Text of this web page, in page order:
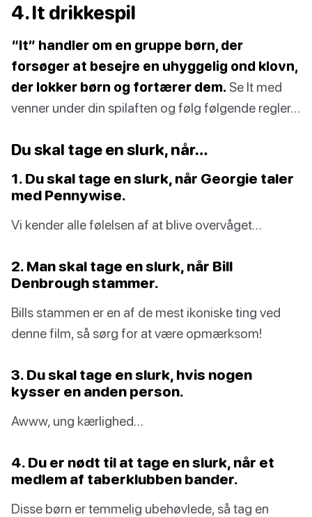
4. It drikkespil
“It” handler om en gruppe børn, der
forsøger at besejre en uhyggelig ond klovn,
der lokker børn og fortærer dem. Se It med
venner under din spilaften og følg følgende regler…
Du skal tage en slurk, når…
1. Du skal tage en slurk, når Georgie taler
med Pennywise.
Vi kender alle følelsen af at blive overvåget…
2. Man skal tage en slurk, når Bill
Denbrough stammer.
Bills stammen er en af de mest ikoniske ting ved
denne film, så sørg for at være opmærksom!
3. Du skal tage en slurk, hvis nogen
kysser en anden person.
Awww, ung kærlighed…
4. Du er nødt til at tage en slurk, når et
medlem af taberklubben bander.
Disse børn er temmelig ubehøvlede, så tag en